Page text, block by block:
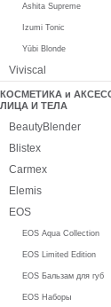
Ashita Supreme
Izumi Tonic
Yūbi Blonde
Viviscal
КОСМЕТИКА и
ЛИЦА И ТЕЛА
BeautyBlender
Blistex
Carmex
Elemis
EOS
EOS Aqua Collection
EOS Limited Edition
EOS Бальзам для губ
EOS Наборы